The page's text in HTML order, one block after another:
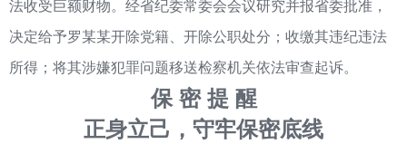
法收受巨额财物。经省纪委常委会会议研究并报省委批准，
决定给予罗某某开除党籍、开除公职处分；收缴其违纪违法
所得；将其涉嫌犯罪问题移送检察机关依法审查起诉。
保 密 提 醒
正身立己，守牢保密底线